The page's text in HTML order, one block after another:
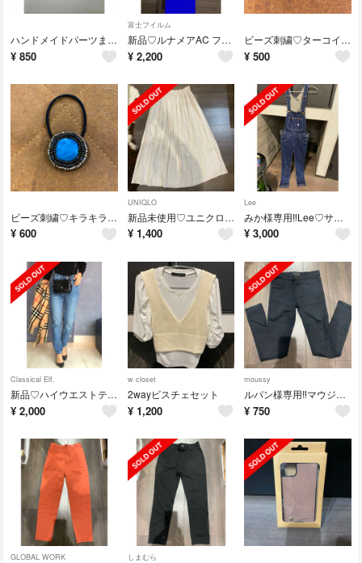
ハンドメイドパーツまとめ売り♡おまけ付
¥ 850
富士フイルム
新品♡ルナメアAC ファイバーフォーム(120g）
¥ 2,200
ビーズ刺繍♡ターコイズヘアゴム
¥ 500
ビーズ刺繍♡キラキラヘアゴム♡ブルー
¥ 600
UNIQLO
新品未使用♡ユニクロギャザーロングスカート
¥ 1,400
Lee
みか様専用‼︎Lee♡サロペット♡オーバーオール
¥ 3,000
Classical Elf.
新品♡ハイウエストテーパードデニム
¥ 2,000
w closet
2wayビスチェセット
¥ 1,200
moussy
ルパン様専用‼︎マウジー♡極細スキニーパンツ
¥ 750
GLOBAL WORK しまむら